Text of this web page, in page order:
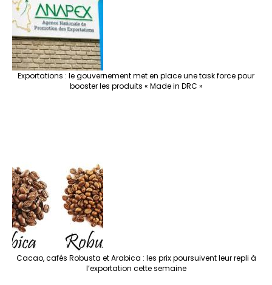
Exportations : le gouvernement met en place une task force pour
booster les produits « Made in DRC »
Cacao, cafés Robusta et Arabica : les prix poursuivent leur repli à
l’exportation cette semaine